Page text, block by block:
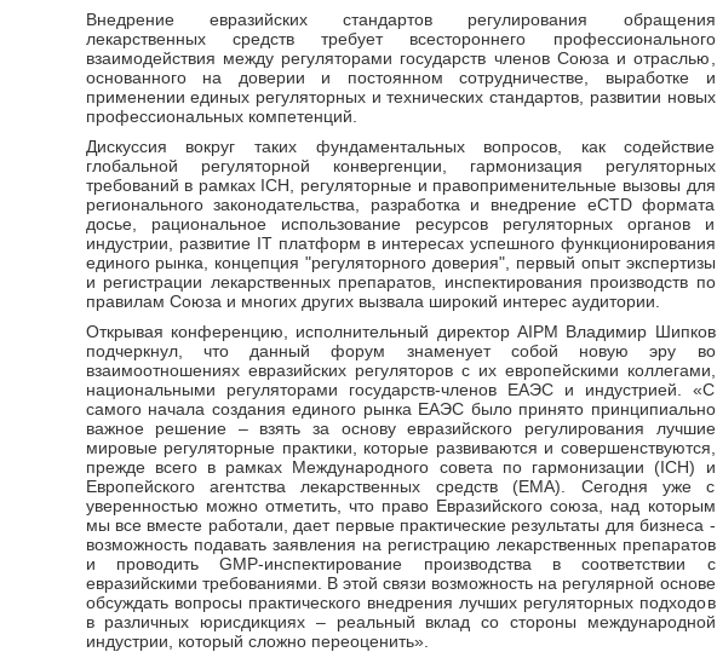
Внедрение евразийских стандартов регулирования обращения
лекарственных средств требует всестороннего профессионального
взаимодействия между регуляторами государств членов Союза и отраслью,
основанного на доверии и постоянном сотрудничестве, выработке и
применении единых регуляторных и технических стандартов, развитии новых
профессиональных компетенций.
Дискуссия вокруг таких фундаментальных вопросов, как содействие
глобальной регуляторной конвергенции, гармонизация регуляторных
требований в рамках ICH, регуляторные и правоприменительные вызовы для
регионального законодательства, разработка и внедрение eCTD формата
досье, рациональное использование ресурсов регуляторных органов и
индустрии, развитие IT платформ в интересах успешного функционирования
единого рынка, концепция "регуляторного доверия", первый опыт экспертизы
и регистрации лекарственных препаратов, инспектирования производств по
правилам Союза и многих других вызвала широкий интерес аудитории.
Открывая конференцию, исполнительный директор AIPM Владимир Шипков
подчеркнул, что данный форум знаменует собой новую эру во
взаимоотношениях евразийских регуляторов с их европейскими коллегами,
национальными регуляторами государств-членов ЕАЭС и индустрией. «С
самого начала создания единого рынка ЕАЭС было принято принципиально
важное решение – взять за основу евразийского регулирования лучшие
мировые регуляторные практики, которые развиваются и совершенствуются,
прежде всего в рамках Международного совета по гармонизации (ICH) и
Европейского агентства лекарственных средств (EMA). Сегодня уже с
уверенностью можно отметить, что право Евразийского союза, над которым
мы все вместе работали, дает первые практические результаты для бизнеса -
возможность подавать заявления на регистрацию лекарственных препаратов
и проводить GMP-инспектирование производства в соответствии с
евразийскими требованиями. В этой связи возможность на регулярной основе
обсуждать вопросы практического внедрения лучших регуляторных подходов
в различных юрисдикциях – реальный вклад со стороны международной
индустрии, который сложно переоценить».